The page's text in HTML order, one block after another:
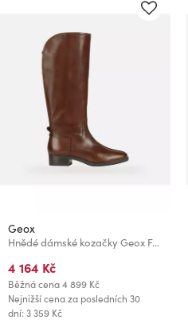
Geox
Hnědé dámské kozačky Geox Felicity
4 164 Kč
Běžná cena4 899 Kč
Nejnižší cena za posledních 30
dní: 3 359 Kč